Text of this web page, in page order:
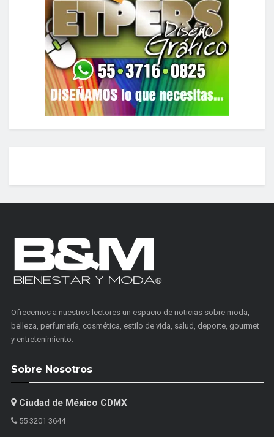
Ofrecemos a nuestros lectores un espacio de noticias sobre moda,
belleza, perfumería, cosmética, estilo de vida, salud, deporte, gourmet
y entretenimiento.
Sobre Nosotros
Ciudad de México CDMX
55 3201 3644